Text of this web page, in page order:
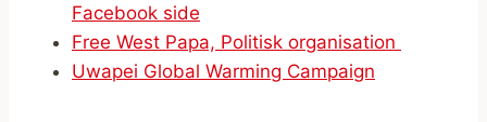
Facebook side
Free West Papa, Politisk organisation
Uwapei Global Warming Campaign